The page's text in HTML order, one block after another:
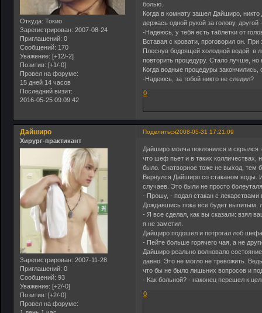
Откуда: Токио
Зарегистрирован: 2007-08-24
Приглашений: 0
Сообщений: 170
Уважение: [+12/-2]
Позитив: [+1/-0]
Провел на форуме:
15 дней 14 часов
Последний визит:
2016-05-25 09:09:42
болью.
Когда в комнату зашел Дайширо,
держась одной рукой за голову, другой
-Надеюсь, у тебя есть таблетки от
Вставая с кровати, проговорил он.
Плеснув бодрящей холодной водой в
повторить процедуру. Стало лучше, но
Когда водные процедуры
-Надеюсь, за тобой никто не следил?
0
Поделиться2008-05-31 17:21:09
Дайширо
Хирург-практикант
Зарегистрирован: 2007-11-28
Приглашений: 0
Сообщений: 93
Уважение: [+2/-0]
Позитив: [+2/-0]
Провел на форуме:
Дайширо молча поклонился и скрылся
что шеф пьет и в таких колличествах,
было. Снатворное тоже не выход, тем
Вернулся Дайширо со стаканом воды.
случаев. Это были не просто
- Прошу, - подал стакан с лекарствами
Дождавшись пока все будет выпитым,
- Я все сделал, как вы сказали: взял
я не заметил.
Дайщиро подошел и потрогал лоб
- Пейте больше горячего чая, а не
Дайширо реально волновало
давно. Это не могло не тревожить.
что бы не было лишьних вопросов и
- Как больной? - наконец перешел к
0